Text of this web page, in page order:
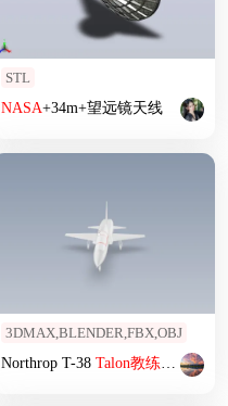
STL
NASA+34m+望远镜天线
3DMAX,BLENDER,FBX,OBJ
Northrop T-38 Talon教练机 模型